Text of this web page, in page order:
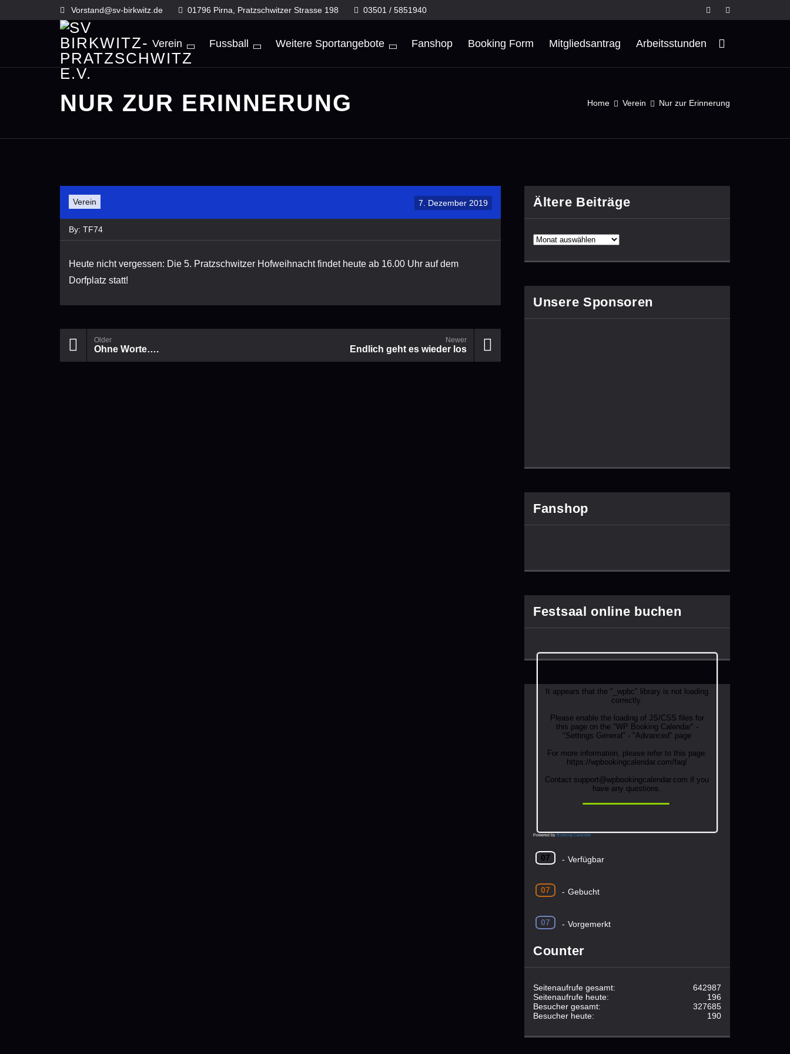
content
Vorstand@sv-birkwitz.de 01796 Pirna, Pratzschwitzer Strasse 198 03501 / 5851940
Verein Fussball Weitere Sportangebote Fanshop Booking Form Mitgliedsantrag Arbeitsstunden
NUR ZUR ERINNERUNG Home Verein Nur zur Erinnerung
Verein 7. Dezember 2019
By: TF74
Heute nicht vergessen: Die 5. Pratzschwitzer Hofweihnacht findet heute ab 16.00 Uhr auf dem
Dorfplatz statt!
Older
Ohne Worte….
Newer
Endlich geht es wieder los
Ältere Beiträge
Unsere Sponsoren
Fanshop
Festsaal online buchen
It appears that the "_wpbc" library is not loading
correctly.
Please enable the loading of JS/CSS files for
this page on the "WP Booking Calendar" -
"Settings General" - "Advanced" page
For more information, please refer to this page:
https://wpbookingcalendar.com/faq/
Contact support@wpbookingcalendar.com if you
have any questions.
Powered by Booking Calendar
07 - Verfügbar
07 - Gebucht
07 - Vorgemerkt
Counter
642987
Seitenaufrufe gesamt:
196
Seitenaufrufe heute:
327685
Besucher gesamt:
190
Besucher heute: